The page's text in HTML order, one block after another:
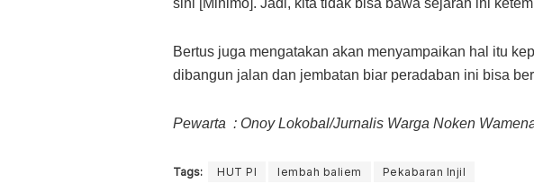
sini [Minimo]. Jadi, kita tidak bisa bawa sejarah ini
Bertus juga mengatakan akan menyampaikan hal itu
dibangun jalan dan jembatan biar peradaban ini bisa
Pewarta : Onoy Lokobal/Jurnalis Warga Noken
Tags: HUT PI lembah baliem Pekabaran Injil